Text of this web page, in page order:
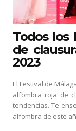
Todos los
de
2023
El Festival de
alfombra roja de
tendencias. Te
alfombra de este